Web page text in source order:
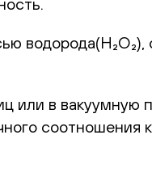
или в
соотношения